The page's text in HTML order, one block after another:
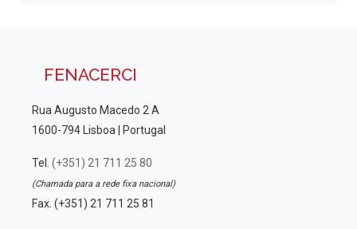
FENACERCI
Rua Augusto Macedo 2 A
1600-794 Lisboa | Portugal
Tel. (+351) 21 711 25 80
(Chamada para a rede fixa nacional)
Fax. (+351) 21 711 25 81